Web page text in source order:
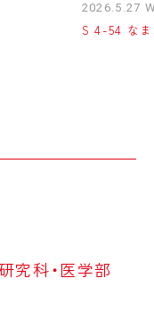
2026.5.27
S 4-54 な
究科・医学部